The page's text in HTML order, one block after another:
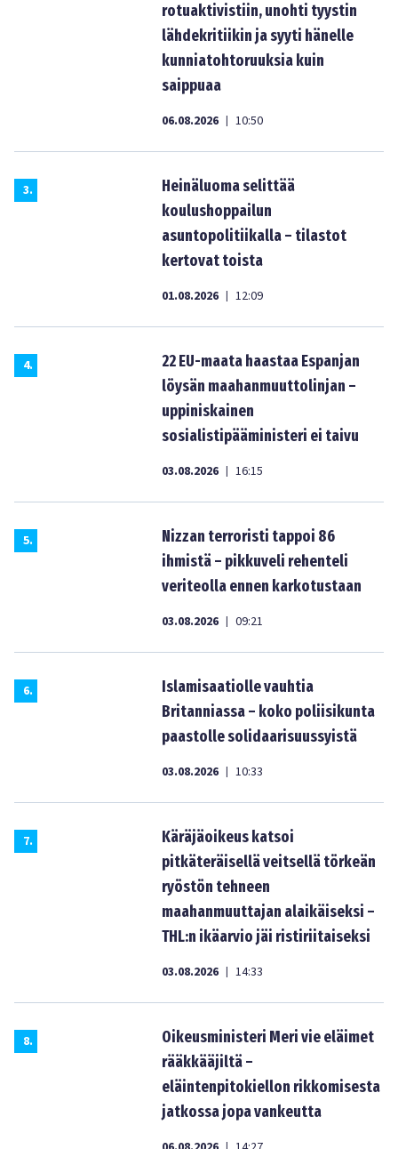
rotuaktivistiin, unohti tyystin
lähdekritiikin ja syyti hänelle
kunniatohtoruuksia kuin
saippuaa
06.08.2026 | 10:50
3.
Heinäluoma selittää
koulushoppailun
asuntopolitiikalla – tilastot
kertovat toista
01.08.2026 | 12:09
4.
22 EU-maata haastaa Espanjan
löysän maahanmuuttolinjan –
uppiniskainen
sosialistipääministeri ei taivu
03.08.2026 | 16:15
5.
Nizzan terroristi tappoi 86
ihmistä – pikkuveli rehenteli
veriteolla ennen karkotustaan
03.08.2026 | 09:21
6.
Islamisaatiolle vauhtia
Britanniassa – koko poliisikunta
paastolle solidaarisuussyistä
03.08.2026 | 10:33
7.
Käräjäoikeus katsoi
pitkäteräisellä veitsellä törkeän
ryöstön tehneen
maahanmuuttajan alaikäiseksi –
THL:n ikäarvio jäi ristiriitaiseksi
03.08.2026 | 14:33
8.
Oikeusministeri Meri vie eläimet
rääkkääjiltä –
eläintenpitokiellon rikkomisesta
jatkossa jopa vankeutta